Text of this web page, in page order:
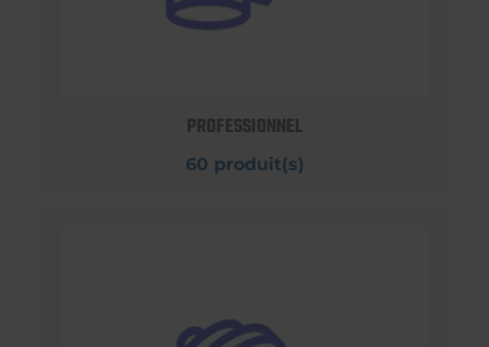
PROFESSIONNEL
60 produit(s)